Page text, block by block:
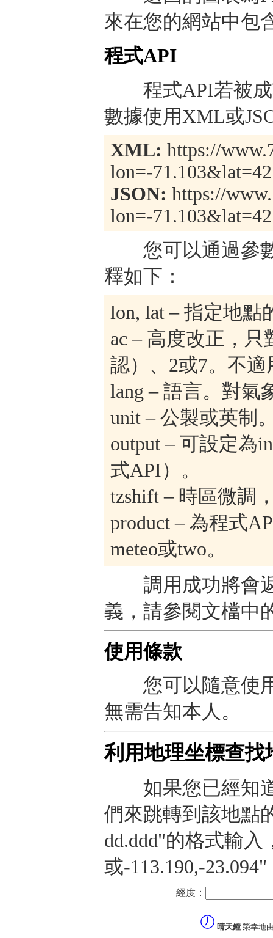
來在您的網站中包
程式API
程式API若被成
數據使用XML或
XML: https://
lon=-
JSON: https://
lon=-
您可以通過參數
釋如下：
lon, lat – 指定地點
ac – 高度改正，
認）、2或7。不
lang – 語言。對氣
unit – 公製或英制
output – 可設定為
式API）。
tzshift – 時區微調
product – 為程式
m​​eteo或two。
調用成功將會返
義，請參閱文檔中
使用條款
您可以隨意使
無需告知本人。
利用地理坐標查找
如果您已經知道
們來跳轉到該地點
dd.ddd"的格式輸入
或-113.190,-
經度：
晴天鐘 榮幸地